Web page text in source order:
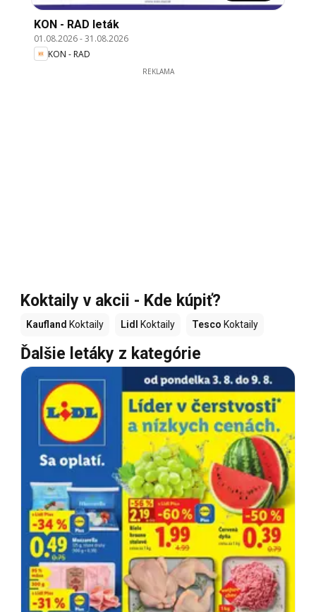
KON - RAD leták
01.08.2026-31.08.2026
KON - RAD
REKLAMA
Koktaily v akcii - Kde kúpiť?
Kaufland Koktaily Lidl Koktaily Tesco Koktaily
Ďalšie letáky z kategórie